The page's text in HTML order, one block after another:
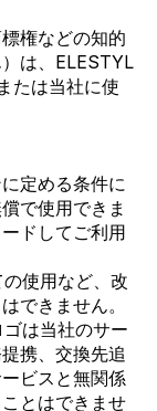
権などの知的
は、ELESTYL
たは当社に使
定める条件に
で使用できま
ドしてご利用
使用など、改
できません。
は当社のサー
携、交換先追
ビスと無関係
とはできませ